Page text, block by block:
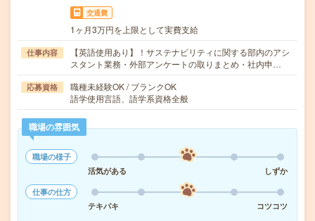
交通費
1ヶ月3万円を上限として実費支給
仕事内容
【英語使用あり】！サステナビリティに関する部内のアシ
スタント業務・外部アンケートの取りまとめ・社内申…
応募資格
職種未経験OK / ブランクOK
語学使用言語、語学系資格全般
職場の雰囲気
職場の様子
活気がある
しずか
仕事の仕方
テキパキ
コツコツ